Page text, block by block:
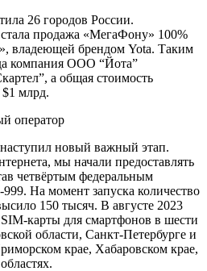
26 городов России.
продажа «МегаФону» 100%
владеющей брендом Yota. Таким
компания ООО “Йота”
а общая стоимость
$1 млрд.
оператор
новый важный этап.
мы начали предоставлять
четвёртым федеральным
На момент запуска количество
150 тысяч. В августе 2023
карты для смартфонов в шести
области, Санкт-Петербурге и
крае, Хабаровском крае,